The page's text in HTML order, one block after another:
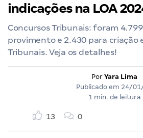
indicações na LOA
Concursos Tribunais: foram
provimento e 2.430 para criação
Tribunais. Veja os detalhes!
Por Yara Lima
Publicado em 24/
1 min. de leitura
13 0